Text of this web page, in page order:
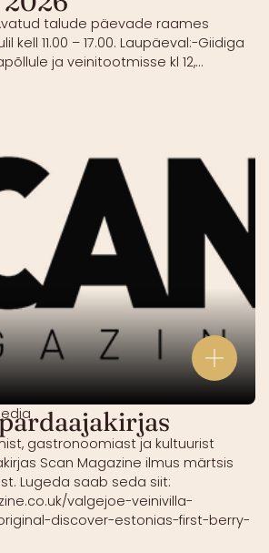
talude päevade raames
kell 11.00 – 17.00. Laupäeval:-Giidiga
ja veinitootmisse kl 12,...
gastronoomiast ja kultuurist
Scan Magazine ilmus märtsis
Lugeda saab seda siit:
valgejoe-veinivilla-
discover-estonias-first-berry-